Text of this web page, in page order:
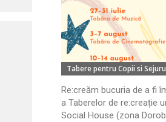
Tabere pentru Copii si
Re:creăm bucuria de a fi
a Taberelor de re:creație
Social House (zona